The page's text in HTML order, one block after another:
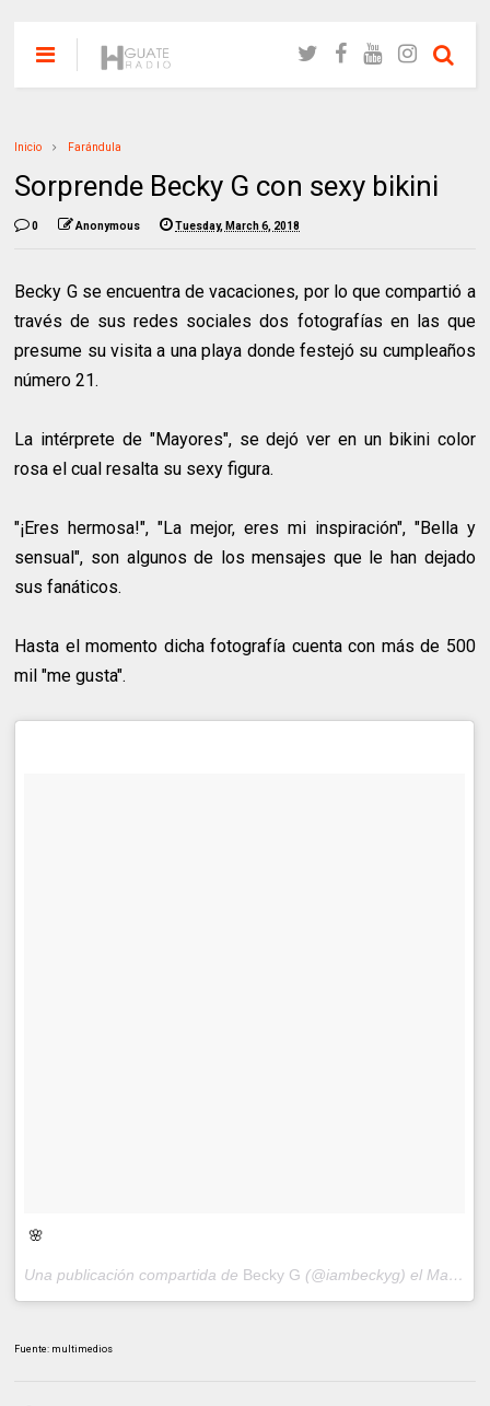
Inicio Farándula
Sorprende Becky G con sexy bikini
0 Anonymous Tuesday, March 6, 2018
Becky G se encuentra de vacaciones, por lo que compartió a
través de sus redes sociales dos fotografías en las que
presume su visita a una playa donde festejó su cumpleaños
número 21.
La intérprete de "Mayores", se dejó ver en un bikini color
rosa el cual resalta su sexy figura.
"¡Eres hermosa!", "La mejor, eres mi inspiración", "Bella y
sensual", son algunos de los mensajes que le han dejado
sus fanáticos.
Hasta el momento dicha fotografía cuenta con más de 500
mil "me gusta".
🌸
Una publicación compartida de Becky G (@iambeckyg) elMar 4, 2018 at 6:38 PST
Fuente: multimedios